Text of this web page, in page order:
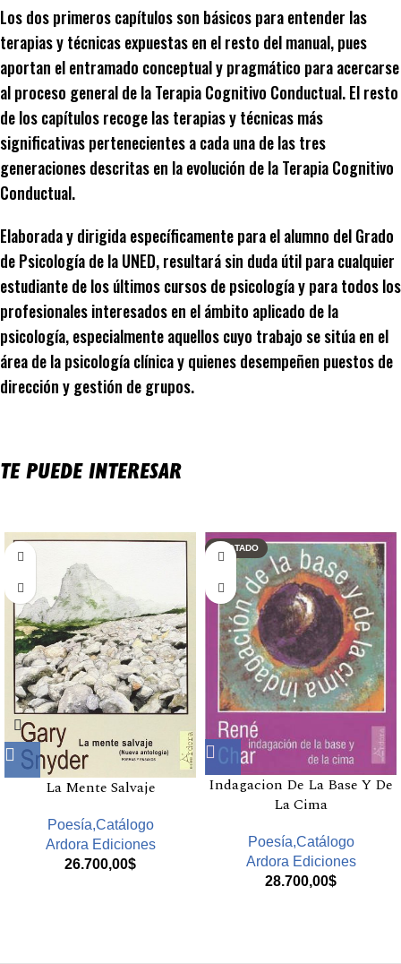
Los dos primeros capítulos son básicos para entender las
terapias y técnicas expuestas en el resto del manual, pues
aportan el entramado conceptual y pragmático para acercarse
al proceso general de la Terapia Cognitivo Conductual. El resto
de los capítulos recoge las terapias y técnicas más
significativas pertenecientes a cada una de las tres
generaciones descritas en la evolución de la Terapia Cognitivo
Conductual.
Elaborada y dirigida específicamente para el alumno del Grado
de Psicología de la UNED, resultará sin duda útil para cualquier
estudiante de los últimos cursos de psicología y para todos los
profesionales interesados en el ámbito aplicado de la
psicología, especialmente aquellos cuyo trabajo se sitúa en el
área de la psicología clínica y quienes desempeñen puestos de
dirección y gestión de grupos.
TE PUEDE INTERESAR
La Mente Salvaje
Poesía,Catálogo
Ardora Ediciones
26.700,00$
AGOTADO
Indagacion De La Base Y De
La Cima
Poesía,Catálogo
Ardora Ediciones
28.700,00$